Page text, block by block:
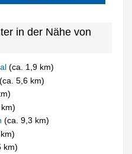
in der Nähe von
(ca. 1,9 km)
(ca. 5,6 km)
(ca. 9,3 km)
km)